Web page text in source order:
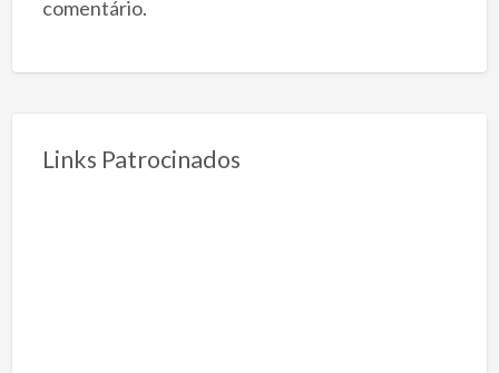
comentário.
Links Patrocinados